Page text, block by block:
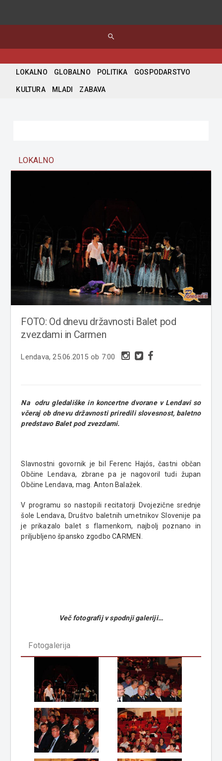
search
LOKALNO GLOBALNO POLITIKA GOSPODARSTVO
KULTURA MLADI ZABAVA
LOKALNO
FOTO: Od dnevu državnosti Balet pod
zvezdami in Carmen
Lendava, 25.06.2015 ob 7:00
Na odru gledališke in koncertne dvorane v Lendavi so
včeraj ob dnevu državnosti priredili slovesnost, baletno
predstavo Balet pod zvezdami.
Slavnostni govornik je bil Ferenc Hajós, častni občan
Občine Lendava, zbrane pa je nagovoril tudi župan
Občine Lendava, mag. Anton Balažek.
V programu so nastopili recitatorji Dvojezične srednje
šole Lendava, Društvo baletnih umetnikov Slovenije pa
je prikazalo balet s flamenkom, najbolj poznano in
priljubljeno špansko zgodbo CARMEN.
Več fotografij v spodnji galeriji…
Fotogalerija